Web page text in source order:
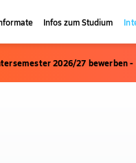
Infos zum Studium
2026/27 bewerben